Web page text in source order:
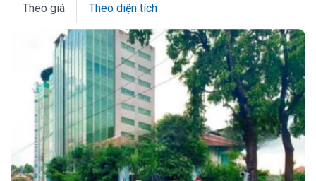
Theo giá Theo diện tích